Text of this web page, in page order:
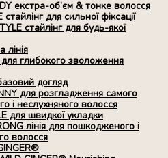
екстра-об’єм & тонке волосся
стайлінг для сильної фіксації
стайлінг для будь-якої
лінія
глибокого зволоження
догляд
для розгладження самого
і неслухняного волосся
для швидкої укладки
лінія для пошкодженого і
волосся